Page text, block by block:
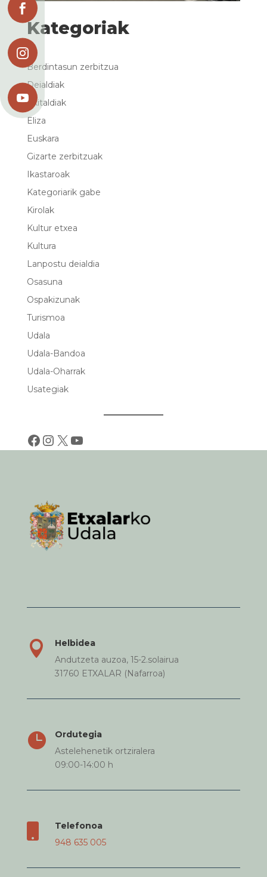



Kategoriak
Berdintasun zerbitzua
Deialdiak
Ekitaldiak
Eliza
Euskara
Gizarte zerbitzuak
Ikastaroak
Kategoriarik gabe
Kirolak
Kultur etxea
Kultura
Lanpostu deialdia
Osasuna
Ospakizunak
Turismoa
Udala
Udala-Bandoa
Udala-Oharrak
Usategiak
Facebook
Instagram
X YouTube

Helbidea
Andutzeta auzoa, 15-2.solairua
31760 ETXALAR (Nafarroa)

Ordutegia
Astelehenetik ortziralera
09:00-14:00 h
Telefonoa
948 635 005